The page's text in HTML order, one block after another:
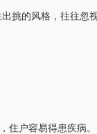
挑的风格，往往忽
住户容易得患疾病。